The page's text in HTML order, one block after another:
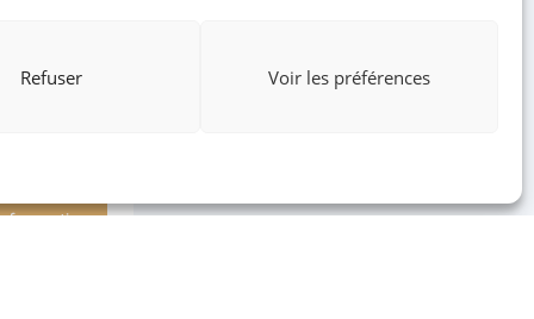
Refuser Voir les préférences
formation